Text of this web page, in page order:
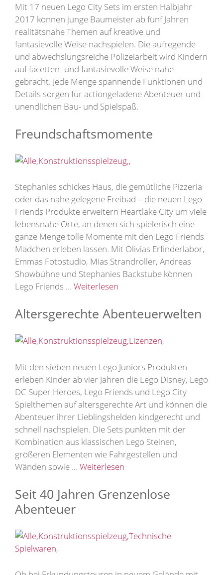
Mit 17 neuen Lego City Sets im ersten Halbjahr
2017 können junge Baumeister ab fünf Jahren
realitätsnahe Themen auf kreative und
fantasievolle Weise nachspielen. Die aufregende
und abwechslungsreiche Polizeiarbeit wird Kindern
auf facetten- und fantasievolle Weise nahe
gebracht. Jede Menge spannende Funktionen und
Details sorgen für actiongeladene Abenteuer und
unendlichen Bau- und Spielspaß.
Freundschaftsmomente
Stephanies schickes Haus, die gemütliche Pizzeria
oder das nahe gelegene Freibad – die neuen Lego
Friends Produkte erweitern Heartlake City um viele
lebensnahe Orte, an denen sich spielerisch eine
ganze Menge tolle Momente mit den Lego Friends
Mädchen erleben lassen. Mit Olivias Erfinderlabor,
Emmas Fotostudio, Mias Strandroller, Andreas
Showbühne und Stephanies Backstube können
Lego Friends … Weiterlesen
Altersgerechte Abenteuerwelten
Mit den sieben neuen Lego Juniors Produkten
erleben Kinder ab vier Jahren die Lego Disney, Lego
DC Super Heroes, Lego Friends und Lego City
Spielthemen auf altersgerechte Art und können die
Abenteuer ihrer Lieblingshelden kindgerecht und
schnell nachspielen. Die Sets punkten mit der
Kombination aus klassischen Lego Steinen,
größeren Elementen wie Fahrgestellen und
Wänden sowie … Weiterlesen
Seit 40 Jahren Grenzenlose
Abenteuer